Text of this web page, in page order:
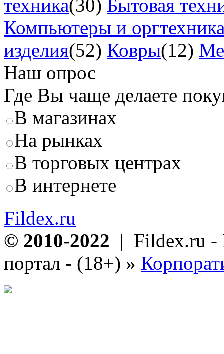
техника(30) Бытовая
Компьютеры и
изделия(52) Ковры(12)
Наш опрос
Где Вы чаще делаете
В магазинах
На рынках
В торговых центрах
В интернете
Fildex.ru
© 2010-2022 | Fildex.ru -
портал - (18+) »